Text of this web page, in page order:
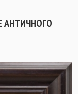
АНТИЧНОГО